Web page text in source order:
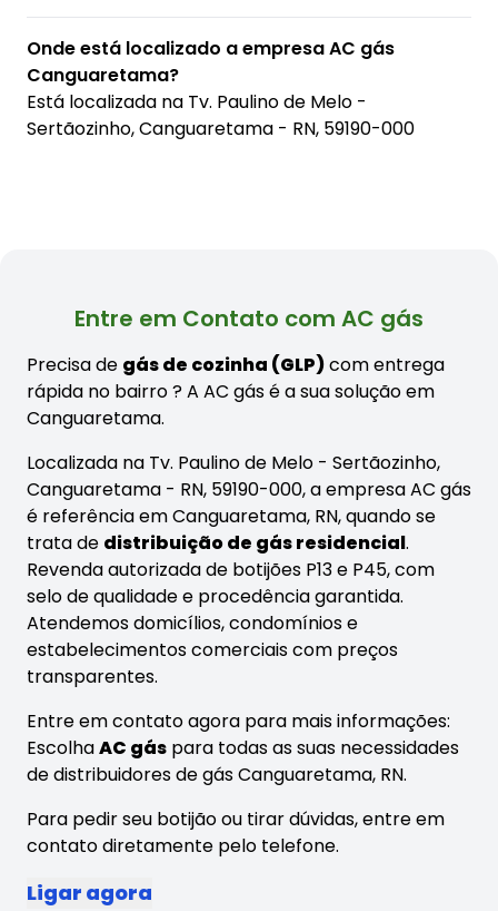
Onde está localizado a empresa AC gás
Canguaretama?
Está localizada na Tv. Paulino de Melo -
Sertãozinho, Canguaretama - RN, 59190-000
Entre em Contato com AC gás
Precisa de gás de cozinha (GLP)com entrega
rápida no bairro? A AC gás é a sua solução em
Canguaretama.
Localizada na Tv. Paulino de Melo - Sertãozinho,
Canguaretama - RN, 59190-000, a empresa AC gás
é referência em Canguaretama, RN, quando se
trata de distribuição de gás residencial.
Revenda autorizada de botijões P13 e P45, com
selo de qualidade e procedência garantida.
Atendemos domicílios, condomínios e
estabelecimentos comerciais com preços
transparentes.
Entre em contato agora para mais informações:
EscolhaAC gás para todas as suas necessidades
de distribuidores de gás Canguaretama, RN.
Para pedir seu botijão ou tirar dúvidas, entre em
contato diretamente pelo telefone.
Ligar agora